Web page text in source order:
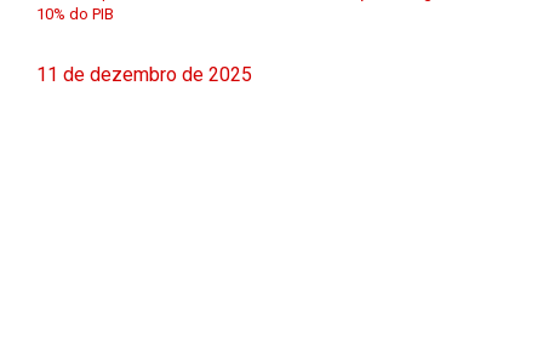
10% do PIB
11 de dezembro de 2025